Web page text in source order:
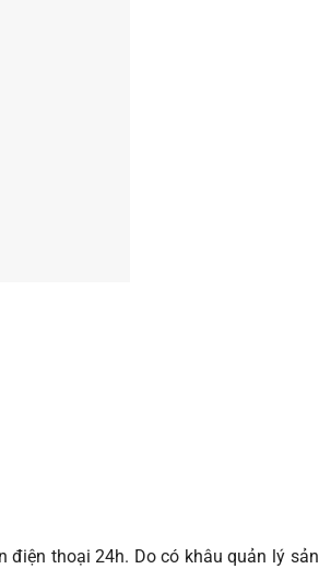
điện thoại 24h. Do có khâu quản lý sản